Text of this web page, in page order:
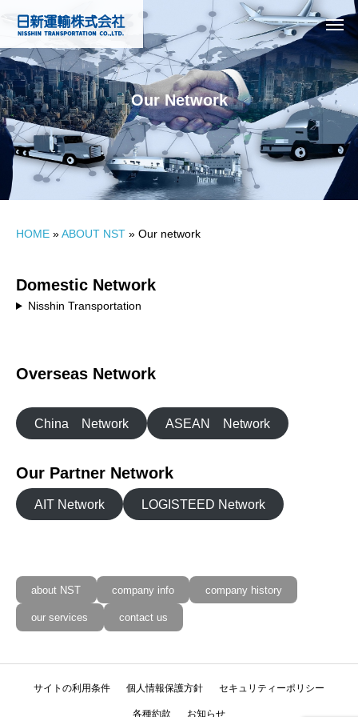
Our Network
HOME »ABOUT NST » Our network
Domestic Network
Nisshin Transportation
Overseas Network
China Network ASEAN Network
Our Partner Network
AIT Network LOGISTEED Network
about NST company info company history
our services contact us
サイトの利用条件 個人情報保護方針 セキュリティーポリシー
各種約款 お知らせ